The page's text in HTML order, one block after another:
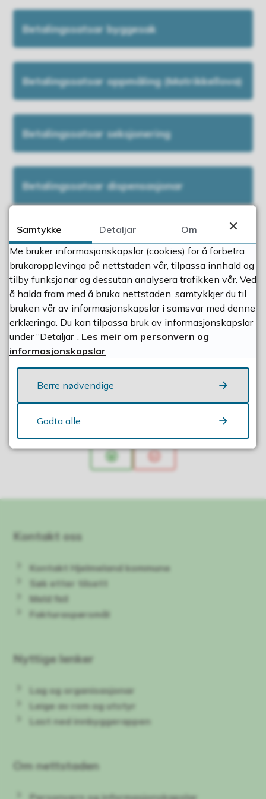
Betalingssatsar byggesak
Betalingssatsar oppmåling (Matrikkellova)
Betalingssatsar seksjonering
Betalingssatsar dispensasjonar
Betalingssatsar plansaker
Betalingssatsar jordlovs- og
konsesjonsbehandling
Betalingssatsar saksbehandling
Fann du det du leita etter?
Ja Nei
Kontakt oss
Kontakt Hjelmeland kommune
Søk etter tilsett
Meld feil
Fakturaspørsmål
Nyttige lenker
Lag og organisasjonar
Leige av rom og utstyr
Last ned innbyggerappen
Om nettstaden
Samtykke Detaljar
Om
Me bruker informasjonskapslar (cookies) for å forbetra
brukaropplevinga på nettstaden vår, tilpassa innhald og
tilby funksjonar og dessutan analysera trafikken vår. Ved
å halda fram med å bruka nettstaden, samtykkjer du til
bruken vår av informasjonskapslar i samsvar med denne
erklæringa. Du kan tilpassa bruk av informasjonskapslar
under “Detaljar”. Les meir om personvern og
informasjonskapslar
Berre nødvendige
Godta alle